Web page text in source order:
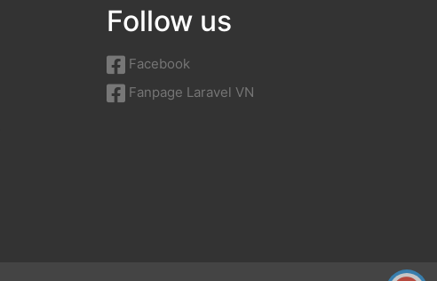
Follow us
Facebook
Fanpage Laravel VN